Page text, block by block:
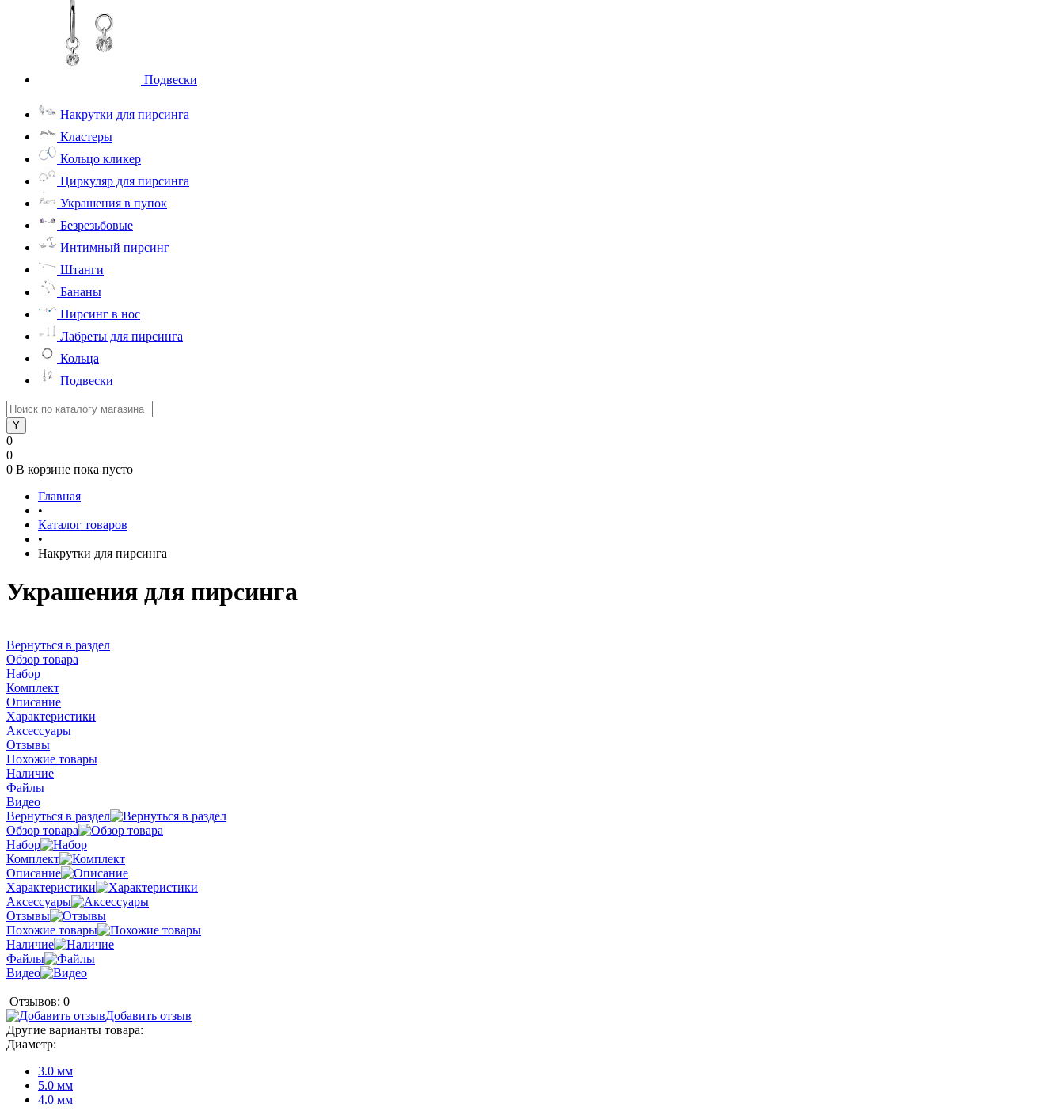
Подвески
Накрутки для пирсинга
Кластеры
Кольцо кликер
Циркуляр для пирсинга
Украшения в пупок
Безрезьбовые
Интимный пирсинг
Штанги
Бананы
Пирсинг в нос
Лабреты для пирсинга
Кольца
Подвески
0
0
0 В корзине пока пусто
Главная
•
Каталог товаров
•
Накрутки для пирсинга
Украшения для пирсинга
Вернуться в раздел
Обзор товара
Набор
Комплект
Описание
Характеристики
Аксессуары
Отзывы
Похожие товары
Наличие
Файлы
Видео
Вернуться в раздел
Обзор товара
Набор
Комплект
Описание
Характеристики
Аксессуары
Отзывы
Похожие товары
Наличие
Файлы
Видео
Отзывов: 0
Добавить отзыв
Другие варианты товара:
Диаметр:
3.0 мм
5.0 мм
4.0 мм